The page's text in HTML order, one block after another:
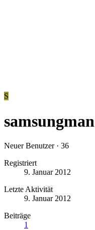
S
samsungman
Neuer Benutzer · 36
Registriert
9. Januar 2012
Letzte Aktivität
9. Januar 2012
Beiträge
1